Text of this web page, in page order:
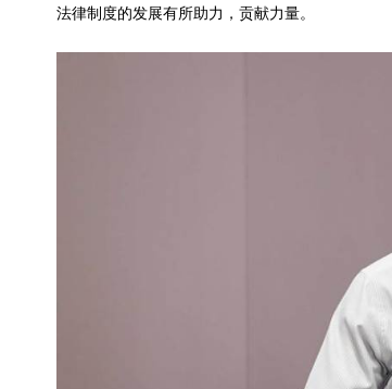
法律制度的发展有所助力，贡献力量。